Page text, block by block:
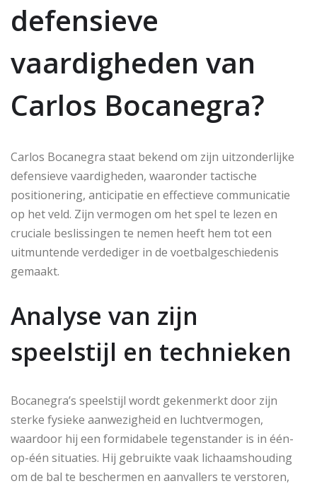
defensieve
vaardigheden van
Carlos Bocanegra?
Carlos Bocanegra staat bekend om zijn uitzonderlijke
defensieve vaardigheden, waaronder tactische
positionering, anticipatie en effectieve communicatie
op het veld. Zijn vermogen om het spel te lezen en
cruciale beslissingen te nemen heeft hem tot een
uitmuntende verdediger in de voetbalgeschiedenis
gemaakt.
Analyse van zijn
speelstijl en technieken
Bocanegra’s speelstijl wordt gekenmerkt door zijn
sterke fysieke aanwezigheid en luchtvermogen,
waardoor hij een formidabele tegenstander is in één-
op-één situaties. Hij gebruikte vaak lichaamshouding
om de bal te beschermen en aanvallers te verstoren,